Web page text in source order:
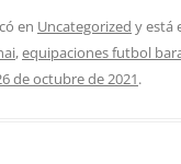
en Uncategorized y está
,equipaciones futbol
de octubre de 2021.